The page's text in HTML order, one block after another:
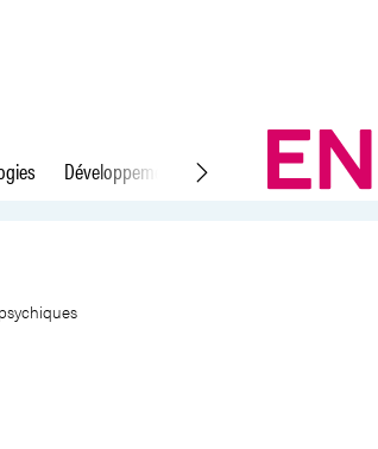
Développement durable Droit du travail
absences pour